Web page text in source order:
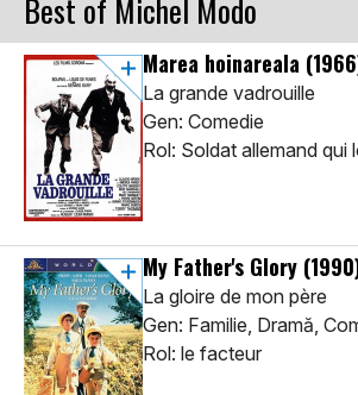
Best of Michel Modo
Marea hoinareala
La grande vadrouille
Gen: Comedie
Rol: Soldat allemand qui
My Father's Glory
La gloire de mon père
Gen: Familie, Dramă,
Rol: le facteur